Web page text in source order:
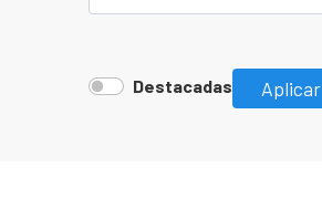
Destacadas Aplicar